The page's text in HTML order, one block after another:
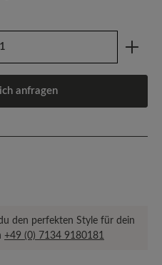
Wert ein
anfragen
den perfekten Style für dein
+49 (0) 7134 9180181